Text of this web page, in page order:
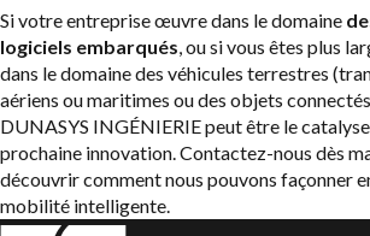
Si votre entreprise œuvre dans le domaine
logiciels embarqués , ou si vous êtes plus
dans le domaine des véhicules terrestres
aériens ou maritimes ou des objets
DUNASYS INGÉNIERIE peut être le
prochaine innovation. Contactez-nous dès
découvrir comment nous pouvons façonner
mobilité intelligente.